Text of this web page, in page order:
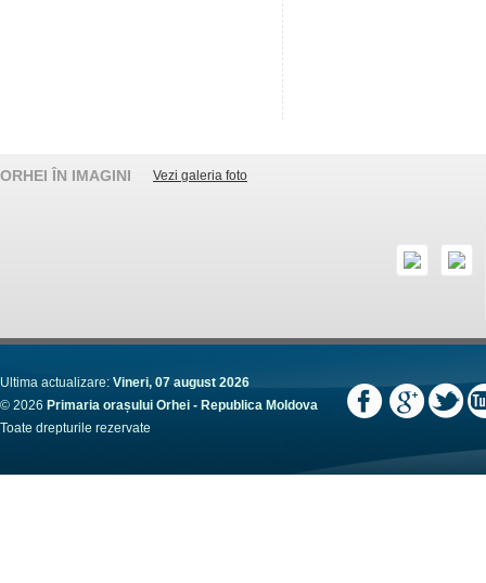
ORHEI ÎN IMAGINI Vezi galeria foto
Ultima actualizare: Vineri, 07 august 2026
© 2026 Primaria orașului Orhei - Republica Moldova
Toate drepturile rezervate